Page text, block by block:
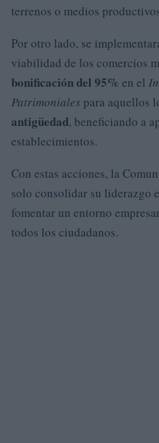
terrenos o medios
Por otro lado, se
viabilidad de los comercios
bonificación del 95% en el
Patrimoniales para aquellos
antigüedad, beneficiando a
establecimientos.
Con estas acciones, la
solo consolidar su liderazgo
fomentar un entorno
todos los ciudadanos.